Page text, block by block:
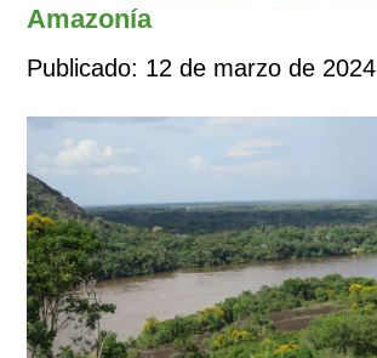
Amazonía
Publicado: 12 de marzo de 2024